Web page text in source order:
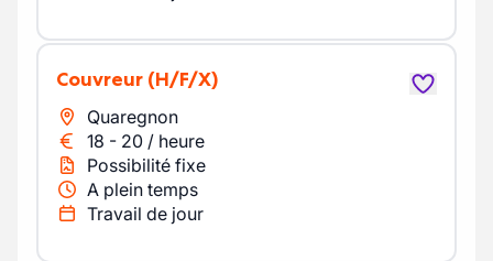
Couvreur (H/F/X)
Quaregnon
18 - 20 / heure
Possibilité fixe
A plein temps
Travail de jour